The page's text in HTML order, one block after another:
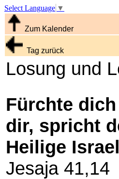
Select Language ▼
Zum Kalender
Tag zurück
Losung und
Fürchte
dir, spricht
Heilige
Jesaja 41,14